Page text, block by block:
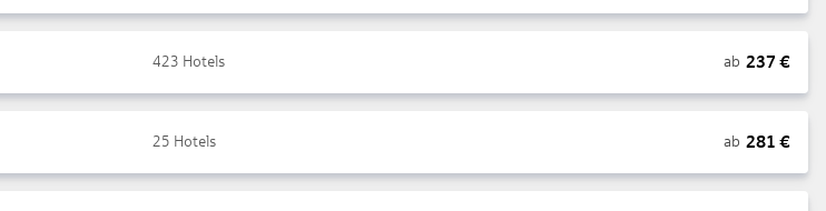
423 Hotels ab 237 €
25 Hotels ab 281 €